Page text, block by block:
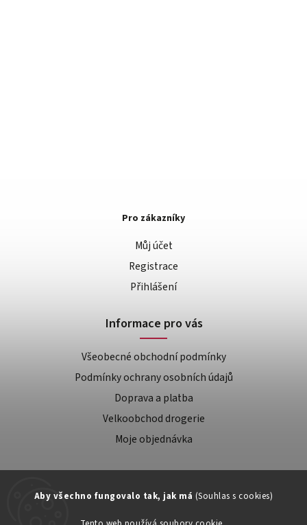
Aby všechno fungovalo tak, jak má (Souhlas s cookies)
Pro zákazníky
Můj účet
Registrace
Přihlášení
Informace pro vás
Všeobecné obchodní podmínky
Podmínky ochrany osobních údajů
Doprava a platba
Velkoobchod drogerie
Moje objednávka